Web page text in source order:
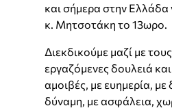
και σήμερα στην
κ. Μητσοτάκη το 13ωρο.
Διεκδικούμε μαζί με
εργαζόμενες δουλειά
αμοιβές, με ευημερία,
δύναμη, με ασφάλεια,